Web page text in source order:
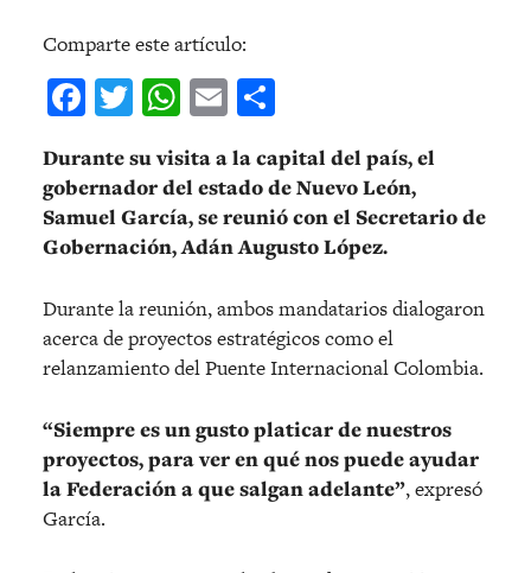
Comparte este artículo:
Facebook
Twitter
WhatsApp
Email
Durante su visita a la capital del país, el
gobernador del estado de Nuevo León,
Samuel García, se reunió con el Secretario de
Gobernación, Adán Augusto López.
Durante la reunión, ambos mandatarios dialogaron
acerca de proyectos estratégicos como el
relanzamiento del Puente Internacional Colombia.
“Siempre es un gusto platicar de nuestros
proyectos, para ver en qué nos puede ayudar
la Federación a que salgan adelante”, expresó
García.